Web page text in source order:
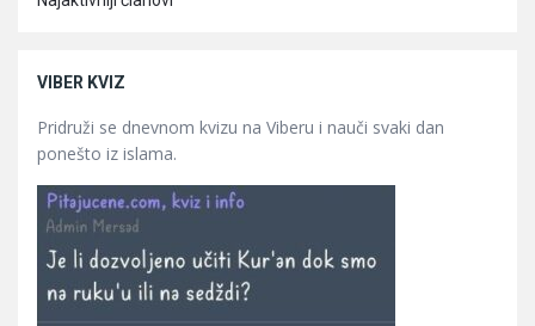
VIBER KVIZ
Pridruži se dnevnom kvizu na Viberu i nauči svaki dan
ponešto iz islama.